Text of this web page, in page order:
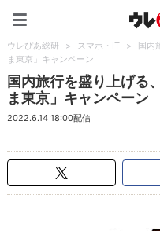
ウレぴあ総研 > スマホ・IT >
国内
ま東京」キャンペーン
国内旅行を盛り上げる
ま東京」キャンペーン
2022.6.14 18:00配信